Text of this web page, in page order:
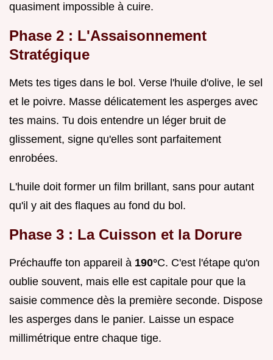
quasiment impossible à cuire.
Phase 2 : L'Assaisonnement
Stratégique
Mets tes tiges dans le bol. Verse l'huile d'olive, le sel
et le poivre. Masse délicatement les asperges avec
tes mains. Tu dois entendre un léger bruit de
glissement, signe qu'elles sont parfaitement
enrobées.
L'huile doit former un film brillant, sans pour autant
qu'il y ait des flaques au fond du bol.
Phase 3 : La Cuisson et la Dorure
Préchauffe ton appareil à 190°C. C'est l'étape qu'on
oublie souvent, mais elle est capitale pour que la
saisie commence dès la première seconde. Dispose
les asperges dans le panier. Laisse un espace
millimétrique entre chaque tige.